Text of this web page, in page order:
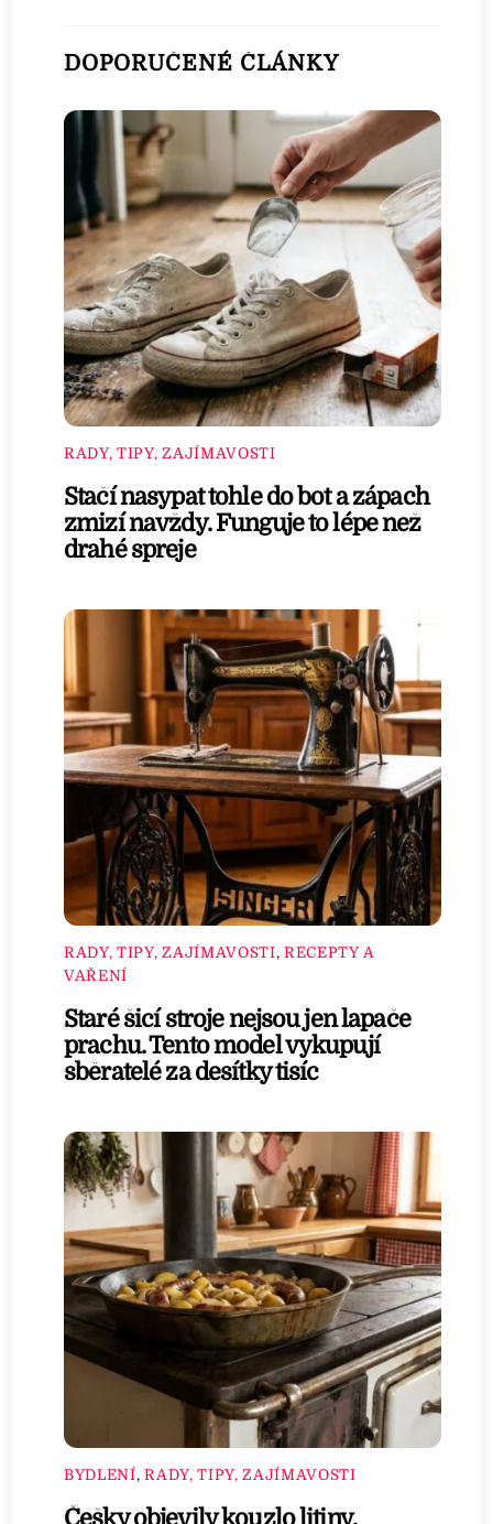
DOPORUČENÉ ČLÁNKY
RADY, TIPY, ZAJÍMAVOSTI
Stačí nasypat tohle do bot a zápach
zmizí navždy. Funguje to lépe než
drahé spreje
RADY, TIPY, ZAJÍMAVOSTI, RECEPTY A
VAŘENÍ
Staré šicí stroje nejsou jen lapače
prachu. Tento model vykupují
sběratelé za desítky tisíc
BYDLENÍ,RADY, TIPY, ZAJÍMAVOSTI
Češky objevily kouzlo litiny.